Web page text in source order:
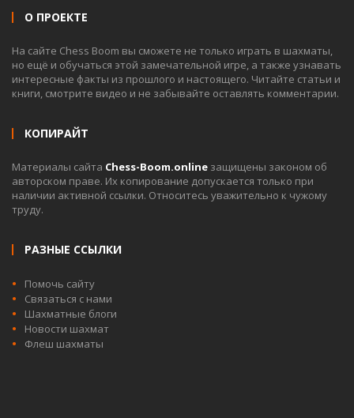
О ПРОЕКТЕ
На сайте Chess Boom вы сможете не только играть в шахматы,
но ещё и обучаться этой замечательной игре, а также узнавать
интересные факты из прошлого и настоящего. Читайте статьи и
книги, смотрите видео и не забывайте оставлять комментарии.
КОПИРАЙТ
Материалы сайта Chess-Boom.online защищены законом об
авторском праве. Их копирование допускается только при
наличии активной ссылки. Относитесь уважительно к чужому
труду.
РАЗНЫЕ ССЫЛКИ
Помочь сайту
Связаться с нами
Шахматные блоги
Новости шахмат
Флеш шахматы